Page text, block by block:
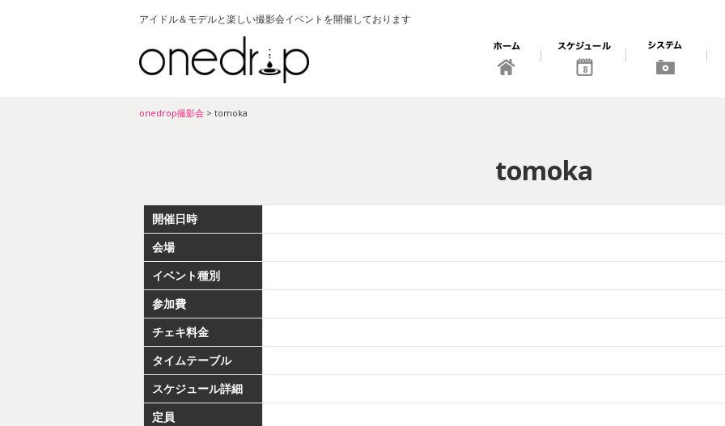
アイドル＆モデルと楽しい撮影会イベントを開催しております
8
onedrop撮影会 > tomoka
tomoka
開催日時
会場
イベント種別
参加費
チェキ料金
タイムテーブル
スケジュール詳細
定員